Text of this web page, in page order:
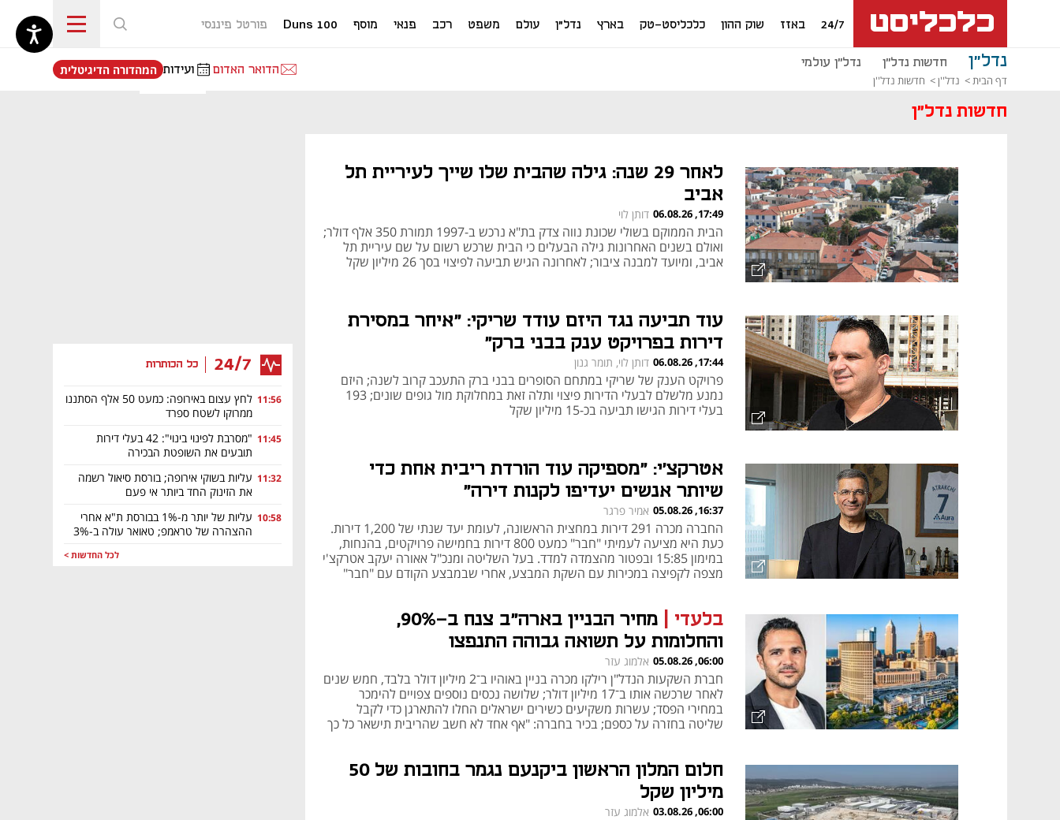
24/7 באזז שוק ההון כלכליסט-טק בארץ נדל"ן עולם משפט רכב פנאי מוסף Duns 100 פורטל פיננסי
נדל"ן חדשות נדל"ן נדל"ן עולמי
דף הבית נדל''ן חדשות נדל''ן
הדואר האדום ועידות
נפתח בכרטיסייה חדשה
המהדורה הדיגיטלית
חדשות נדל"ן
24/7 כל הכותרות
11:56
לחץ עצום באירופה: כמעט 50 אלף הסתננו
ממרוקו לשטח ספרד
11:45
"מסרבת לפינוי בינוי": 42 בעלי דירות
תובעים את השופטת הבכירה
11:32 עליות בשוקי אירופה; בורסת סיאול רשמה
את הזינוק החד ביותר אי פעם
10:58
עליות של יותר מ-1% בבורסת ת"א אחרי
ההצהרה של טראמפ; טאואר עולה ב-3%
לכל החדשות >
לאחר 29 שנה: גילה שהבית שלו שייך לעיריית תל
אביב
17:49, 06.08.26 דותן לוי
הבית הממוקם בשולי שכונת נווה צדק בת"א נרכש ב-1997 תמורת 350 אלף דולר;
ואולם בשנים האחרונות גילה הבעלים כי הבית שרכש רשום על שם עיריית תל
אביב, ומיועד למבנה ציבור; לאחרונה הגיש תביעה לפיצוי בסך 26 מיליון שקל
עוד תביעה נגד היזם עודד שריקי: "איחר במסירת
דירות בפרויקט ענק בבני ברק"
17:44, 06.08.26 דותן לוי, תומר גנון
פרויקט הענק של שריקי במתחם הסופרים בבני ברק התעכב קרוב לשנה; היזם
נמנע מלשלם לבעלי הדירות פיצוי ותלה זאת במחלוקת מול גופים שונים; 193
בעלי דירות הגישו תביעה בכ-15 מיליון שקל
אטרקצ'י: "מספיקה עוד הורדת ריבית אחת כדי
שיותר אנשים יעדיפו לקנות דירה"
16:37, 05.08.26 אמיר פרגר
החברה מכרה 291 דירות במחצית הראשונה, לעומת יעד שנתי של 1,200 דירות.
כעת היא מציעה לעמיתי "חבר" כמעט 800 דירות בחמישה פרויקטים, בהנחות,
במימון 15:85 ובפטור מהצמדה למדד. בעל השליטה ומנכ"ל אאורה יעקב אטרקצ'י
מצפה לקפיצה במכירות עם השקת המבצע, אחרי שבמבצע הקודם עם "חבר"
בלעדי
מחיר הבניין בארה"ב צנח ב-90%,
והחלומות על תשואה גבוהה התנפצו
06:00, 05.08.26 אלמוג עזר
חברת השקעות הנדל"ן רילקו מכרה בניין באוהיו ב־2 מיליון דולר בלבד, חמש שנים
לאחר שרכשה אותו ב־17 מיליון דולר; שלושה נכסים נוספים צפויים להימכר
במחירי הפסד; עשרות משקיעים כשירים ישראלים החלו להתארגן כדי לקבל
שליטה בחזרה על כספם; בכיר בחברה: "אף אחד לא חשב שהריבית תישאר כל כך
חלום המלון הראשון ביקנעם נגמר בחובות של 50
מיליון שקל
06:00, 03.08.26 אלמוג עזר